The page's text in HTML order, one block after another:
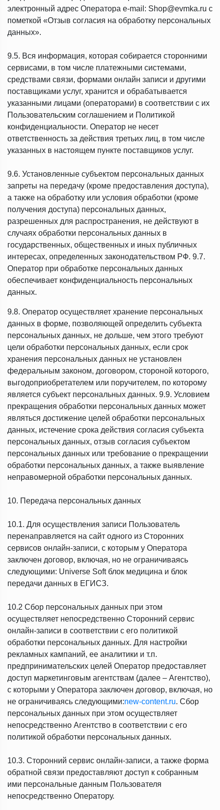
электронный адрес Оператора e-mail: Shop@evmka.ru с
пометкой «Отзыв согласия на обработку персональных
данных».
9.5. Вся информация, которая собирается сторонними
сервисами, в том числе платежными системами,
средствами связи, формами онлайн записи и другими
поставщиками услуг, хранится и обрабатывается
указанными лицами (операторами) в соответствии с их
Пользовательским соглашением и Политикой
конфиденциальности. Оператор не несет
ответственность за действия третьих лиц, в том числе
указанных в настоящем пункте поставщиков услуг.
9.6. Установленные субъектом персональных данных
запреты на передачу (кроме предоставления доступа),
а также на обработку или условия обработки (кроме
получения доступа) персональных данных,
разрешенных для распространения, не действуют в
случаях обработки персональных данных в
государственных, общественных и иных публичных
интересах, определенных законодательством РФ. 9.7.
Оператор при обработке персональных данных
обеспечивает конфиденциальность персональных
данных.
9.8. Оператор осуществляет хранение персональных
данных в форме, позволяющей определить субъекта
персональных данных, не дольше, чем этого требуют
цели обработки персональных данных, если срок
хранения персональных данных не установлен
федеральным законом, договором, стороной которого,
выгодоприобретателем или поручителем, по которому
является субъект персональных данных. 9.9. Условием
прекращения обработки персональных данных может
являться достижение целей обработки персональных
данных, истечение срока действия согласия субъекта
персональных данных, отзыв согласия субъектом
персональных данных или требование о прекращении
обработки персональных данных, а также выявление
неправомерной обработки персональных данных.
10. Передача персональных данных
10.1. Для осуществления записи Пользователь
перенаправляется на сайт одного из Сторонних
сервисов онлайн-записи, с которым у Оператора
заключен договор, включая, но не ограничиваясь
следующими: Universe Soft блок медицина и блок
передачи данных в ЕГИСЗ.
10.2 Сбор персональных данных при этом
осуществляет непосредственно Сторонний сервис
онлайн-записи в соответствии с его политикой
обработки персональных данных. Для настройки
рекламных кампаний, ее аналитики и т.п.
предпринимательских целей Оператор предоставляет
доступ маркетинговым агентствам (далее – Агентство),
с которыми у Оператора заключен договор, включая, но
не ограничиваясь следующими:new-content.ru. Сбор
персональных данных при этом осуществляет
непосредственно Агентство в соответствии с его
политикой обработки персональных данных.
10.3. Сторонний сервис онлайн-записи, а также форма
обратной связи предоставляют доступ к собранным
ими персональные данным Пользователя
непосредственно Оператору.